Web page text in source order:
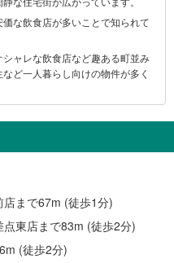
な飲食店が多いことで知られて
ャレな飲食店など趣ある町並み
ど一人暮らし向けの物件が多く
まで67m (徒歩1分)
東店まで83m (徒歩2分)
(徒歩2分)